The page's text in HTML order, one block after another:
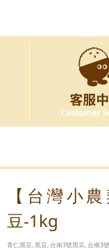
【台灣小
豆-1kg
青仁黑豆, 黑豆, 台南3號黑豆, 台南3